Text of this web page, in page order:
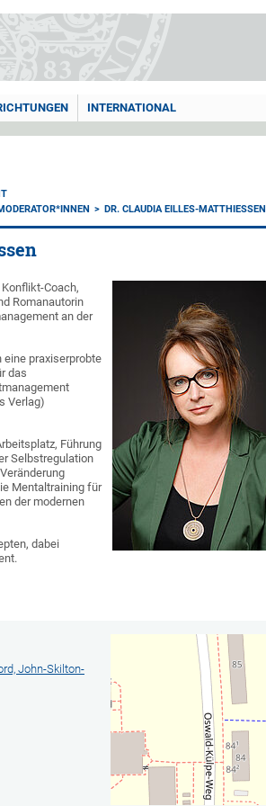
INTERNATIONAL
DR. CLAUDIA EILLES-MATTHIESSEN
Coach,
Romanautorin
an der
praxiserprobte
das
Verlag)
Führung
Selbstregulation
Mentaltraining für
der modernen
dabei
John-Skilton-